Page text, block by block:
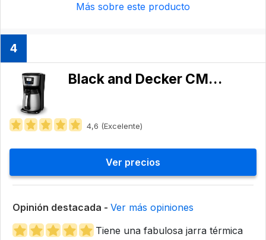
Más sobre este producto
4
Black and Decker CM2035
4,6 (Excelente)
Ver precios
Opinión destacada - Ver más opiniones
Tiene una fabulosa jarra térmica